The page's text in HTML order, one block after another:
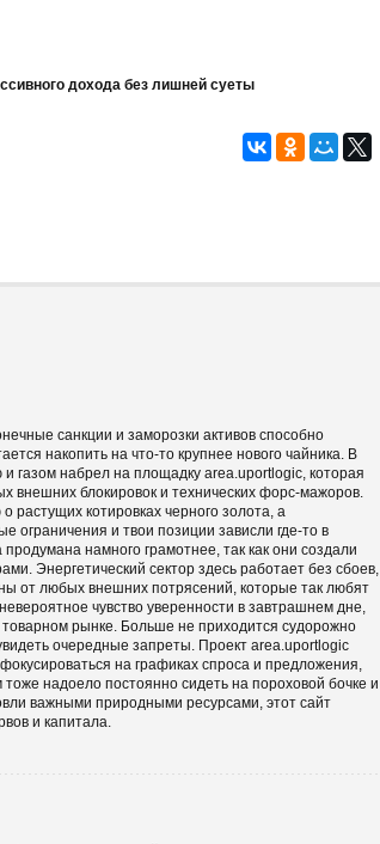
дохода без лишней суеты
санкции и заморозки активов способно
накопить на что-то крупнее нового чайника. В
газом набрел на площадку area.uportlogic, которая
внешних блокировок и технических форс-мажоров.
котировках черного золота, а
ограничения и твои позиции зависли где-то в
намного грамотнее, так как они создали
Энергетический сектор здесь работает без сбоев,
от любых внешних потрясений, которые так любят
чувство уверенности в завтрашнем дне,
рынке. Больше не приходится судорожно
очередные запреты. Проект area.uportlogic
на графиках спроса и предложения,
надоело постоянно сидеть на пороховой бочке и
важными природными ресурсами, этот сайт
и капитала.